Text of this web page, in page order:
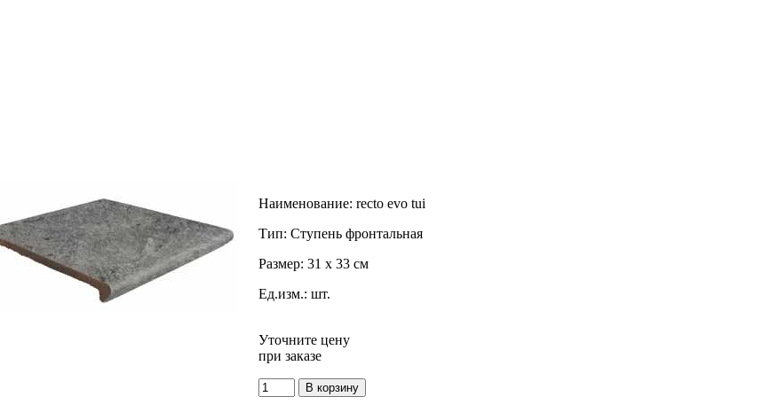
Наименование: recto evo tui
Тип: Ступень фронтальная
Размер: 31 x 33 см
Ед.изм.: шт.
Уточните цену
при заказе